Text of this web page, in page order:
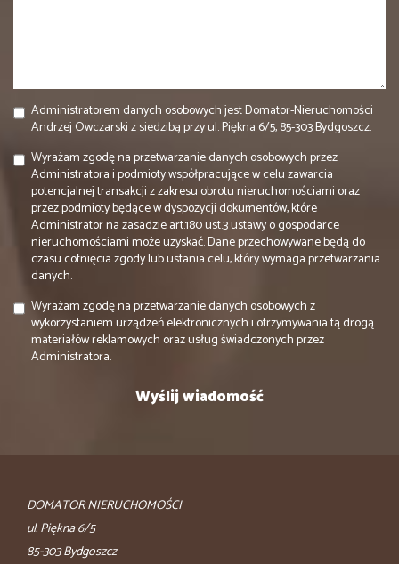
Administratorem danych osobowych jest Domator-Nieruchomości
Andrzej Owczarski z siedzibą przy ul. Piękna 6/5, 85-303 Bydgoszcz.
Wyrażam zgodę na przetwarzanie danych osobowych przez
Administratora i podmioty współpracujące w celu zawarcia
potencjalnej transakcji z zakresu obrotu nieruchomościami oraz
przez podmioty będące w dyspozycji dokumentów, które
Administrator na zasadzie art.180 ust.3 ustawy o gospodarce
nieruchomościami może uzyskać. Dane przechowywane będą do
czasu cofnięcia zgody lub ustania celu, który wymaga przetwarzania
danych.
Wyrażam zgodę na przetwarzanie danych osobowych z
wykorzystaniem urządzeń elektronicznych i otrzymywania tą drogą
materiałów reklamowych oraz usług świadczonych przez
Administratora.
DOMATOR NIERUCHOMOŚCI
ul. Piękna 6/5
85-303 Bydgoszcz